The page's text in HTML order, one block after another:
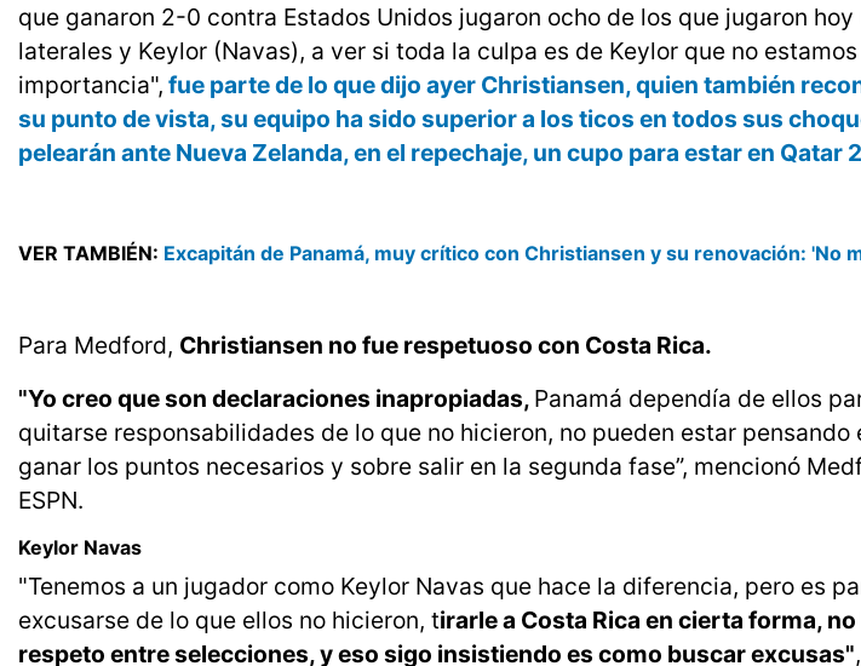
que ganaron 2-0 contra Estados Unidos jugaron ocho de los que jugaron
laterales y Keylor (Navas), a ver si toda la culpa es de Keylor que no
importancia", fue parte de lo que dijo ayer Christiansen, quien también
su punto de vista, su equipo ha sido superior a los ticos en todos sus
pelearán ante Nueva Zelanda, en el repechaje, un cupo para estar en Qatar
VER TAMBIÉN: Excapitán de Panamá, muy crítico con Christiansen y su renovación: 'No
Para Medford, Christiansen no fue respetuoso con Costa Rica.
"Yo creo que son declaraciones inapropiadas, Panamá dependía de ellos
quitarse responsabilidades de lo que no hicieron, no pueden estar pensando
ganar los puntos necesarios y sobre salir en la segunda fase”, mencionó
ESPN.
Keylor Navas
"Tenemos a un jugador como Keylor Navas que hace la diferencia, pero es
excusarse de lo que ellos no hicieron, tirarle a Costa Rica en cierta forma,
respeto entre selecciones, y eso sigo insistiendo es como buscar excusas"